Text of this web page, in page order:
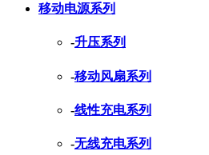
移动电源系列
-升压系列
-移动风扇系列
-线性充电系列
-无线充电系列